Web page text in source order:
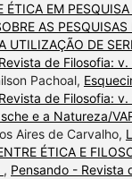
ÉTICA EM
AS
UTILIZAÇÃO DE
de Filosofia:
Pachoal,
de Filosofia:
e a Natureza/
Aires de Carvalho,
ÉTICA E
, Pensando - Revista